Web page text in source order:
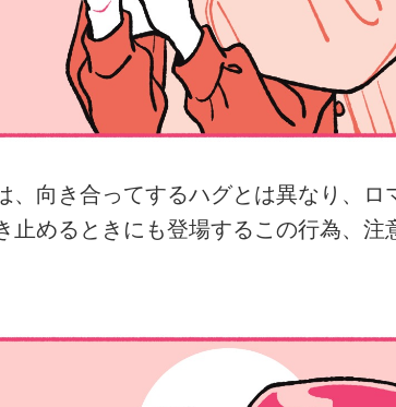
向き合ってするハグとは異なり、
めるときにも登場するこの行為、注